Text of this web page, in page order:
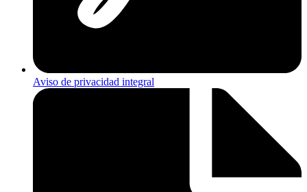
Aviso de privacidad integral